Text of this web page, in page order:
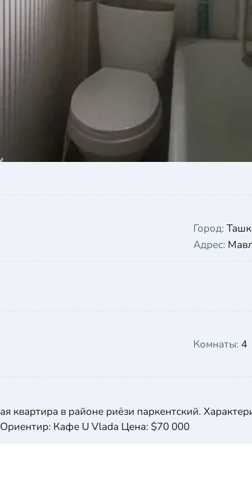
Город:
Адрес:
Комнаты: 4
квартира в районе риёзи паркентский.
Кафе U Vlada Цена: $70 000